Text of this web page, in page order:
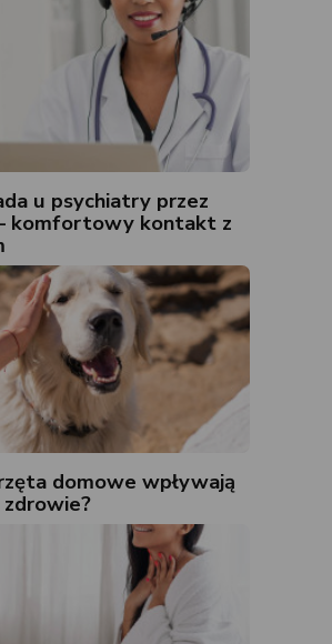
u psychiatry przez
komfortowy kontakt z
domowe wpływają
zdrowie?